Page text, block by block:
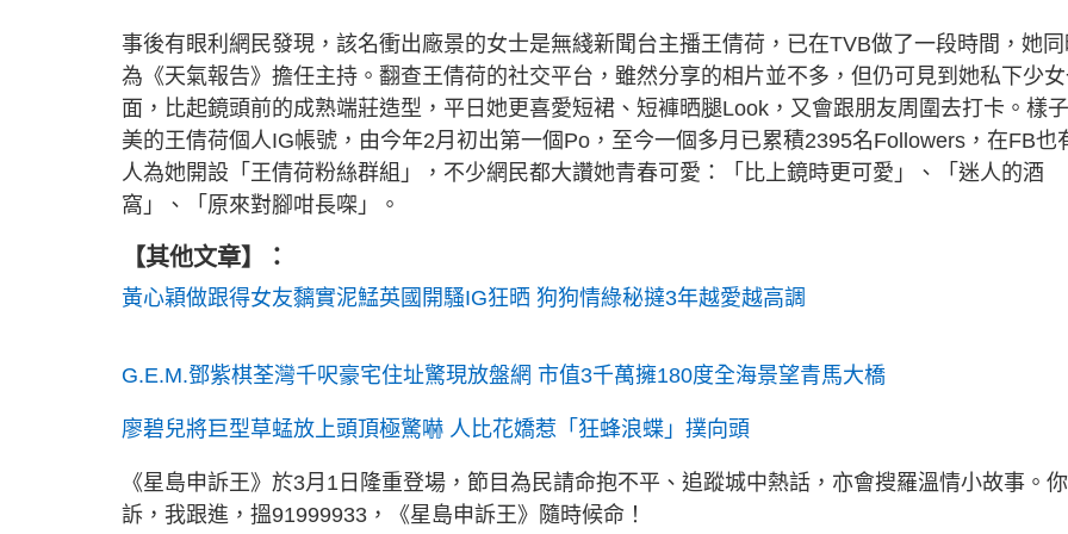
事後有眼利網民發現，該名衝出廠景的女士是無綫新聞台主播王倩荷，已在TVB做了一段時間，她
為《天氣報告》擔任主持。翻查王倩荷的社交平台，雖然分享的相片並不多，但仍可見到她私下少
面，比起鏡頭前的成熟端莊造型，平日她更喜愛短裙、短褲晒腿Look，又會跟朋友周圍去打卡。樣
美的王倩荷個人IG帳號，由今年2月初出第一個Po，至今一個多月已累積2395名Followers，在FB也
人為她開設「王倩荷粉絲群組」，不少網民都大讚她青春可愛：「比上鏡時更可愛」、「迷人的酒
窩」、「原來對腳咁長㗎」。
【其他文章】：
黃心穎做跟得女友黐實泥鯭英國開騷IG狂晒 狗狗情綠秘撻3年越愛越高調
G.E.M.鄧紫棋荃灣千呎豪宅住址驚現放盤網 市值3千萬擁180度全海景望青馬大橋
廖碧兒將巨型草蜢放上頭頂極驚嚇 人比花嬌惹「狂蜂浪蝶」撲向頭
《星島申訴王》於3月1日隆重登場，節目為民請命抱不平、追蹤城中熱話，亦會搜羅溫情小故事。
訴，我跟進，搵91999933，《星島申訴王》隨時候命！